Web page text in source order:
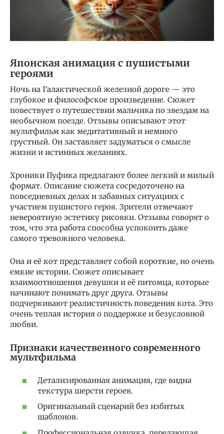
Японская анимация с пушистыми
героями
Ночь на Галактической железной дороге — это
глубокое и философское произведение. Сюжет
повествует о путешествии мальчика по звездам на
необычном поезде. Отзывы описывают этот
мультфильм как медитативный и немного
грустный. Он заставляет задуматься о смысле
жизни и истинных желаниях.
Хроники Пуфика предлагают более легкий и милый
формат. Описание сюжета сосредоточено на
повседневных делах и забавных ситуациях с
участием пушистого героя. Зрители отмечают
невероятную эстетику рисовки. Отзывы говорят о
том, что эта работа способна успокоить даже
самого тревожного человека.
Она и её кот представляет собой короткие, но очень
емкие истории. Сюжет описывает
взаимоотношения девушки и её питомца, которые
начинают понимать друг друга. Отзывы
подчеркивают реалистичность поведения кота. Это
очень теплая история о поддержке и безусловной
любви.
Признаки качественного современного
мультфильма
Детализированная анимация, где видна
текстура шерсти героев.
Оригинальный сценарий без избитых
шаблонов.